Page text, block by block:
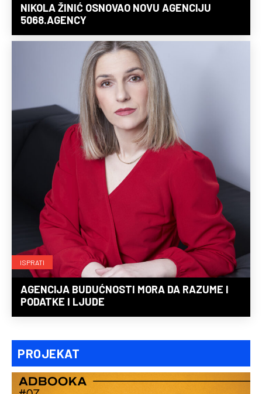
NIKOLA ŽINIĆ OSNOVAO NOVU AGENCIJU
5068.AGENCY
ISPRATI
AGENCIJA BUDUĆNOSTI MORA DA RAZUME I
PODATKE I LJUDE
PROJEKAT